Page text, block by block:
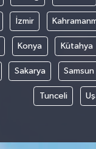
İzmir
Konya Kütahya
Sakarya Samsun
Tunceli